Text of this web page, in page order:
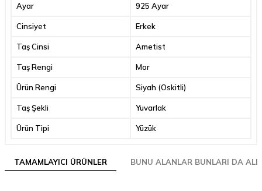
Ayar 925 Ayar
Cinsiyet Erkek
Taş Cinsi Ametist
Taş Rengi Mor
Ürün Rengi Siyah (Oskitli)
Taş Şekli Yuvarlak
Ürün Tipi Yüzük
TAMAMLAYICI ÜRÜNLER BUNU ALANLAR BUNLARI DA